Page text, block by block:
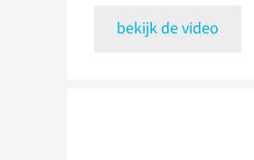
bekijk de video